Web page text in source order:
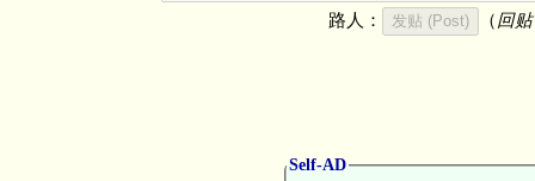
路人：
（回
Self-AD